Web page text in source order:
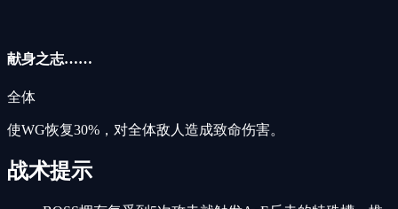
献身之志……
全体
使WG恢复30%，对全体敌人造成致命伤害。
战术提示